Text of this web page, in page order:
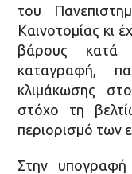
του
Καινοτομίας κι
βάρους κατά
καταγραφή,
κλιμάκωσης
στόχο τη
περιορισμό των
Στην υπογραφή